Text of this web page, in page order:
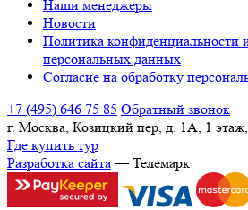
Наши менеджеры
Новости
Политика конфиденциальности
персональных данных
Согласие на обработку
+7 (495) 646 75 85 Обратный звонок
г. Москва, Козицкий пер, д. 1А, 1
Где купить тур
Разработка сайта— Телемарк